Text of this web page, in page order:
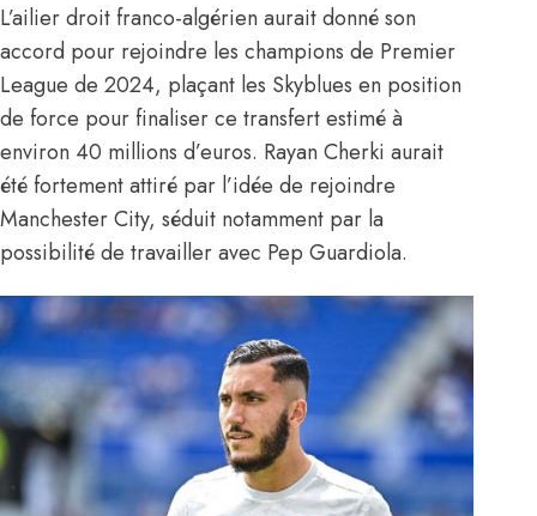
L’ailier droit franco-algérien aurait donné son
accord pour rejoindre les champions de Premier
League de 2024, plaçant les Skyblues en position
de force pour finaliser ce transfert estimé à
environ 40 millions d’euros. Rayan Cherki aurait
été fortement attiré par l’idée de rejoindre
Manchester City, séduit notamment par la
possibilité de travailler avec Pep Guardiola.